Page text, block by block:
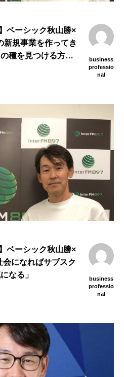
ベーシック秋山勝×
規事業を作ってき
種を見つける方
business
professio
nal
ベーシック秋山勝×
になればサブスク
なる」
business
professio
nal